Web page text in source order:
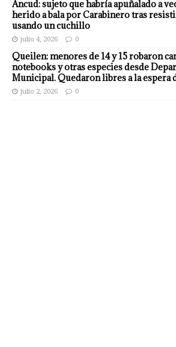
Ancud: sujeto que habría apuñalado a
herido a bala por Carabinero tras
usando un cuchillo
julio 4, 2026 0
Queilen: menores de 14 y 15 robaron
notebooks y otras especies desde
Municipal. Quedaron libres a la espera
julio 2, 2026 0